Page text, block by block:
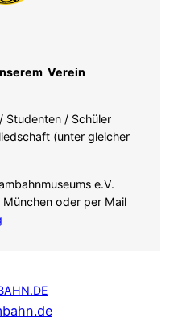
Verein
Studenten / Schüler
(unter gleicher
e.V.
oder per Mail